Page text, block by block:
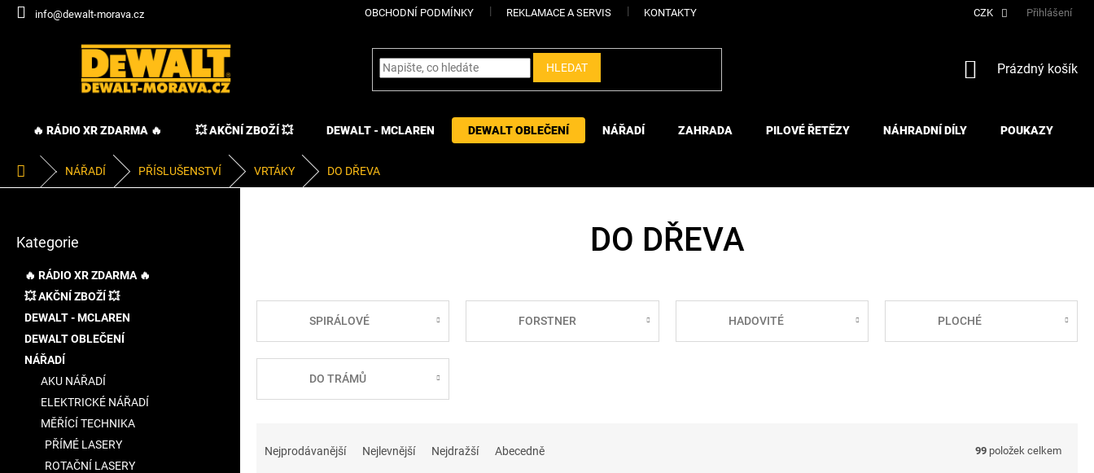
Přejít
info@dewalt-morava.cz OBCHODNÍ PODMÍNKY REKLAMACE A SERVIS KONTAKTY CZK Přihlášení
HLEDAT
NÁKUPNÍ
Prázdný košík
🔥 RÁDIO XR ZDARMA 🔥 💥 AKČNÍ ZBOŽÍ 💥 DEWALT - MCLAREN DEWALT OBLEČENÍ NÁŘADÍ ZAHRADA PILOVÉ ŘETĚZY NÁHRADNÍ DÍLY POUKAZY
Domů NÁŘADÍ PŘÍSLUŠENSTVÍ VRTÁKY DO DŘEVA
kategorie
Kategorie
🔥 RÁDIO XR ZDARMA 🔥
💥 AKČNÍ ZBOŽÍ 💥
DEWALT - MCLAREN
DEWALT OBLEČENÍ
NÁŘADÍ
AKU NÁŘADÍ
ELEKTRICKÉ NÁŘADÍ
MĚŘÍCÍ TECHNIKA
PŘÍMÉ LASERY
ROTAČNÍ LASERY
DO DŘEVA
SPIRÁLOVÉ FORSTNER HADOVITÉ PLOCHÉ
DO TRÁMŮ
Nejprodávanější Nejlevnější Nejdražší Abecedně 99 položek celkem